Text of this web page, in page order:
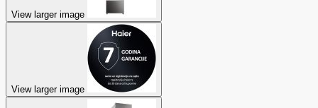
View larger image
View larger image